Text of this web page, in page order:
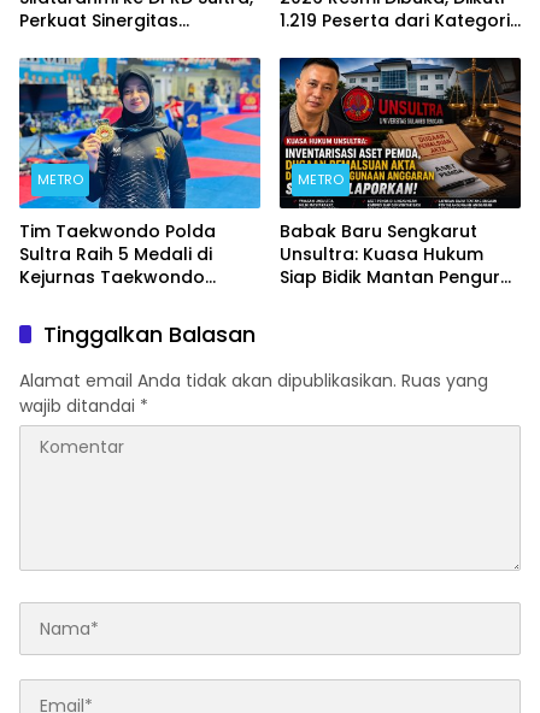
Perkuat Sinergitas
Kemajuan Daerah
1.219 Peserta dari Kategori
METRO
Tim Taekwondo Polda
Sultra Raih 5 Medali di
Kejurnas Taekwondo
METRO
Babak Baru Sengkarut
Unsultra: Kuasa Hukum
Siap Bidik Mantan Pengurus
Tinggalkan Balasan
Alamat email Anda tidak akan dipublikasikan. Ruas yang
wajib ditandai *